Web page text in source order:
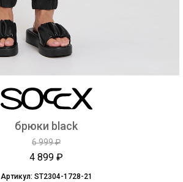
брюки black
6 999 ₽
4 899 ₽
Артикул: ST2304-1728-21